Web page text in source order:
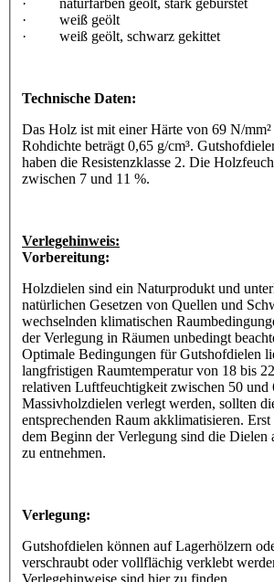
· naturfarben geölt, stark gebürstet
· weiß geölt
· weiß geölt, schwarz gekittet
Technische Daten:
Das Holz ist mit einer Härte von 69 N/
Rohdichte beträgt 0,65 g/cm³.
haben die Resistenzklasse 2. Die
zwischen 7 und 11 %.
Verlegehinweis:
Vorbereitung:
Holzdielen sind ein Naturprodukt und
natürlichen Gesetzen von Quellen und
wechselnden klimatischen
der Verlegung in Räumen unbedingt
Optimale Bedingungen für Gutshofdielen
langfristigen Raumtemperatur von 18 bis
relativen Luftfeuchtigkeit zwischen 50 und
Massivholzdielen verlegt werden, sollten
entsprechenden Raum akklimatisieren.
dem Beginn der Verlegung sind die Dielen
zu entnehmen.
Verlegung:
Gutshofdielen können auf Lagerhölzern
verschraubt oder vollflächig verklebt
Verlegehinweise sind hier zu finden.